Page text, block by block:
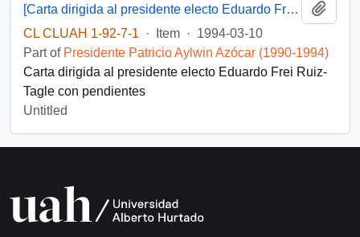
[Carta dirigida al presidente electo Eduardo Frei Ruiz-Tagle]
CL CLUAH 1-92-7-1
· Item · 1994-03-10
Part of Presidente Patricio Aylwin Azócar (1990-1994)
Carta dirigida al presidente electo Eduardo Frei Ruiz-
Tagle con pendientes
Untitled